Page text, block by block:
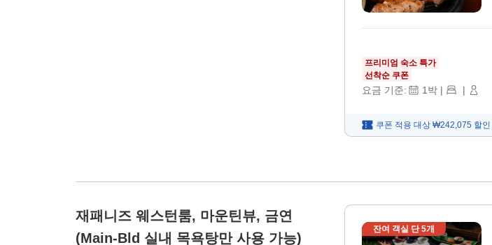
프리미엄 숙소 특가
선착순 쿠폰
요금 기준: 1 박 | |
쿠폰 적용 대상 ₩242,075 할인
재패니즈 웨스턴룸, 마운틴뷰, 금연
(Main-Bld 실내 목욕탕만 사용 가능)
잔여 객실 단5개